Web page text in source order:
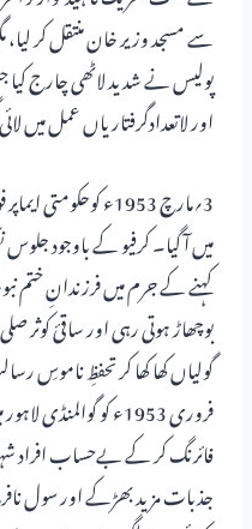
سے مسجد وزیر خان منتقل کر
پولیس نے شدید لاٹھی چارج
اور لاتعدادگرفتاریاں عمل میں
3؍مارچ 1953ء
میں آ گیا۔ کرفیو کے باوجود
کہنے کے جرم میں فرزندانِ ختم
بوچھاڑ ہوتی رہی اور ساقیٔ کوثر
فروری 1953ء کو
فائرنگ کر کے بےحساب
جذبات مزید بھڑکے اور سول